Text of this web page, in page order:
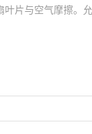
片与空气摩擦